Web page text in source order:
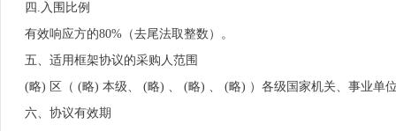
四.入围比例
有效响应方的80%（去尾法取整数）。
五、适用框架协议的采购人范围
(略) 区（ (略) 本级、 (略) 、 (略) 、 (略) ）各级国家机关、事业单
六、协议有效期